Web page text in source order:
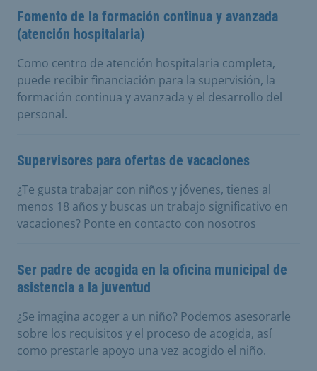
Fomento de la formación continua y avanzada
(atención hospitalaria)
Como centro de atención hospitalaria completa,
puede recibir financiación para la supervisión, la
formación continua y avanzada y el desarrollo del
personal.
Supervisores para ofertas de vacaciones
¿Te gusta trabajar con niños y jóvenes, tienes al
menos 18 años y buscas un trabajo significativo en
vacaciones? Ponte en contacto con nosotros
Ser padre de acogida en la oficina municipal de
asistencia a la juventud
¿Se imagina acoger a un niño? Podemos asesorarle
sobre los requisitos y el proceso de acogida, así
como prestarle apoyo una vez acogido el niño.